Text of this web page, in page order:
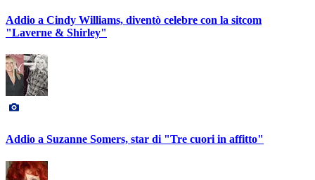
Addio a Cindy Williams, diventò celebre con la sitcom
"Laverne & Shirley"
Addio a Suzanne Somers, star di "Tre cuori in affitto"